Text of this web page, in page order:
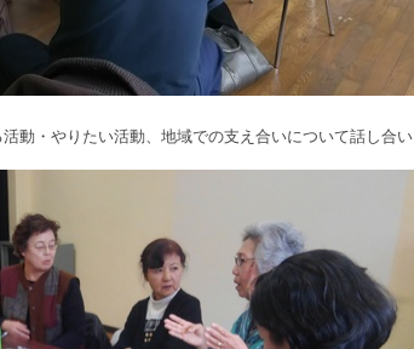
動・やりたい活動、地域での支え合いについて話し合い